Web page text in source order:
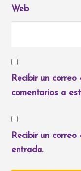
Web
Recibir un correo
comentarios a
Recibir un correo
entrada.